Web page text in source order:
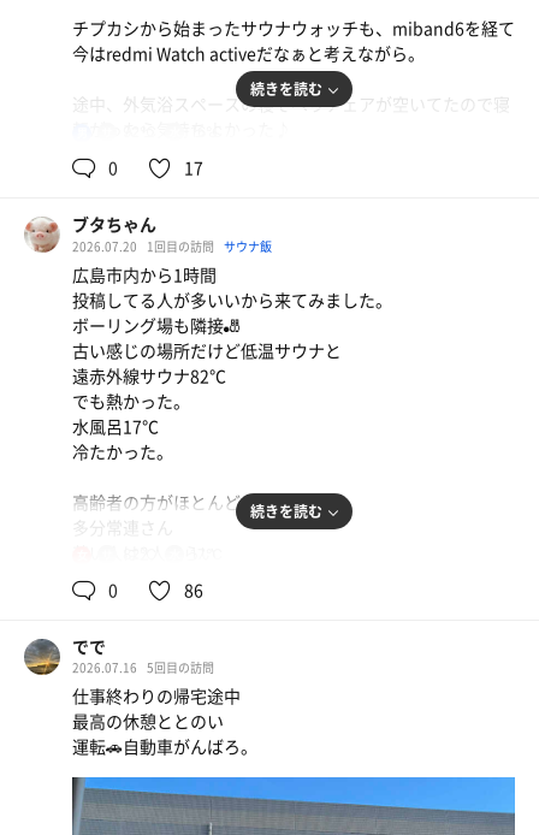
コーヒーも✨)どれも全部美味しかった！
チプカシから始まったサウナウォッチも、miband6を経て
今はredmi Watch activeだなぁと考えながら。
途中、外気浴スペースの寝そべりチェアが空いてたので寝
心地良く目を瞑っていたら15分くらい経ってて、さすがに
占有しすぎだわと終わり。
続きを読む
0 17
ブタちゃん
2026.07.20 1回目の訪問 サウナ飯
広島市内から1時間
投稿してる人が多いいから来てみました。
ボーリング場も隣接🎳
古い感じの場所だけど低温サウナと
遠赤外線サウナ82℃
でも熱かった。
水風呂17℃
冷たかった。
高齢者の方がほとんどだった。
多分常連さん
常連さんたちはみんな椅子に座っていた。
サ室は高齢者も7人ぐらい入っていた。
なんか吸盤みたいなの足に沢山付けた方とか、
なんか変わっていた。
みたことない風景。😆
ここもサウナ帽いなかった。
かけるとこもなかった。
まぁー整ったから帰ろう。
男性は働き盛りの方が入って行ってた。
続きを読む
0 86
でで
2026.07.16 5回目の訪問
仕事終わりの帰宅途中
最高の休憩ととのい
運転🚗自動車がんばろ。